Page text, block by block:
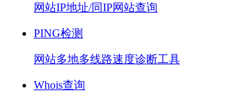
网站IP地址/同IP网站查询
PING检测
网站多地多线路速度诊断工具
Whois查询